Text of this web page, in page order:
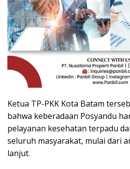
Ketua TP-PKK Kota Batam
bahwa keberadaan Posyandu
pelayanan kesehatan terpadu
seluruh masyarakat, mulai dari
lanjut.